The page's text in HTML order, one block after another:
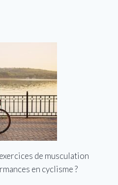
de musculation
en cyclisme ?